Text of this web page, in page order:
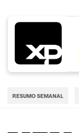
RESUMO SEMANAL